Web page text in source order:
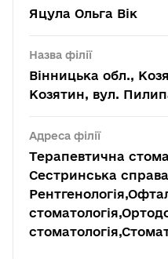
Яцула Ольга Вік
Назва філії
Вінницька обл.,
Козятин, вул.
Адреса філії
Терапевтична
Сестринська